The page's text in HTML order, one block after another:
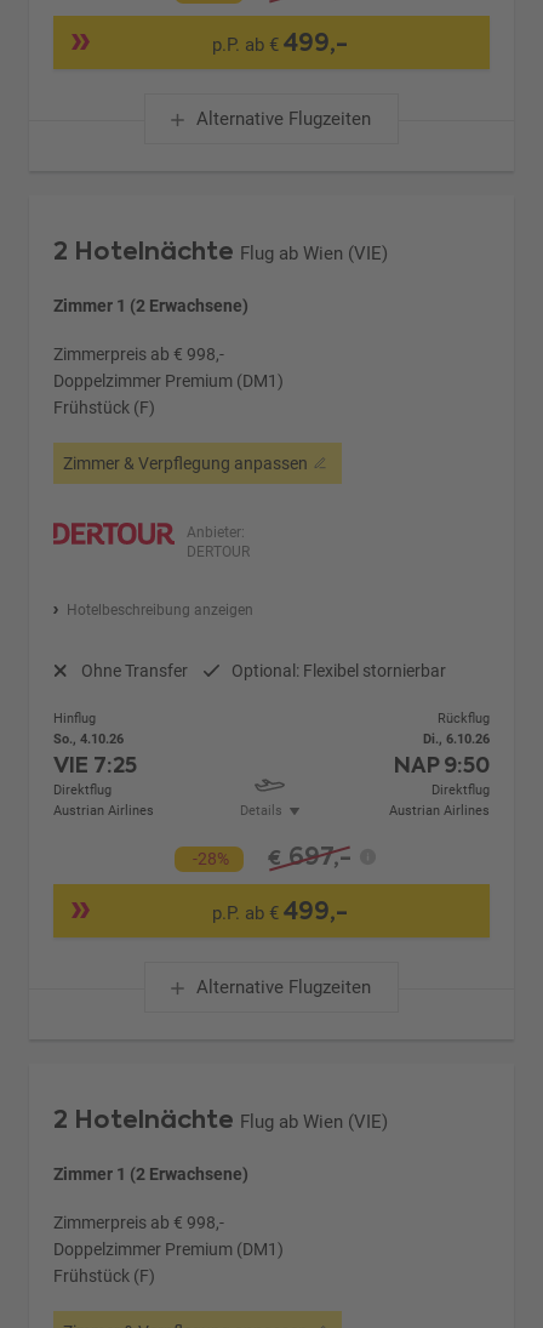
p.P. ab €499,-
Alternative Flugzeiten
2 Hotelnächte Flug ab Wien (VIE)
Zimmer 1 (2 Erwachsene)
Zimmerpreis ab € 998,-
Doppelzimmer Premium (DM1)
Frühstück (F)
Zimmer & Verpflegung anpassen
Anbieter:
DERTOUR
Hotelbeschreibung anzeigen
Ohne Transfer Optional: Flexibel stornierbar
Hinflug
So., 4.10.26
VIE 7:25
Direktflug
Austrian Airlines
Details
Rückflug
Di., 6.10.26
NAP9:50
Direktflug
Austrian Airlines
-28% € 697,-
p.P. ab €499,-
Alternative Flugzeiten
2 Hotelnächte Flug ab Wien (VIE)
Zimmer 1 (2 Erwachsene)
Zimmerpreis ab € 998,-
Doppelzimmer Premium (DM1)
Frühstück (F)